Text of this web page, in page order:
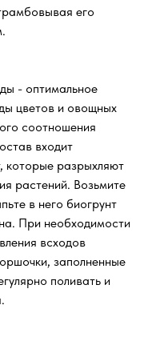
его
- оптимальное
цветов и овощных
соотношения
входит
которые разрыхляют
растений. Возьмите
в него биогрунт
При необходимости
всходов
заполненные
поливать и